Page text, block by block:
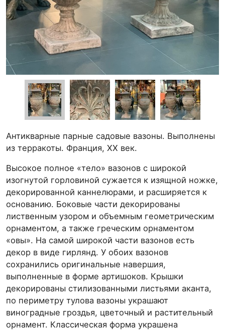
Антикварные парные садовые вазоны. Выполнены
из терракоты. Франция, ХХ век.
Высокое полное «тело» вазонов с широкой
изогнутой горловиной сужается к изящной ножке,
декорированной каннелюрами, и расширяется к
основанию. Боковые части декорированы
лиственным узором и объемным геометрическим
орнаментом, а также греческим орнаментом
«овы». На самой широкой части вазонов есть
декор в виде гирлянд. У обоих вазонов
сохранились оригинальные навершия,
выполненные в форме артишоков. Крышки
декорированы стилизованными листьями аканта,
по периметру тулова вазоны украшают
виноградные гроздья, цветочный и растительный
орнамент. Классическая форма украшена